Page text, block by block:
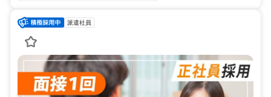
派遣社員